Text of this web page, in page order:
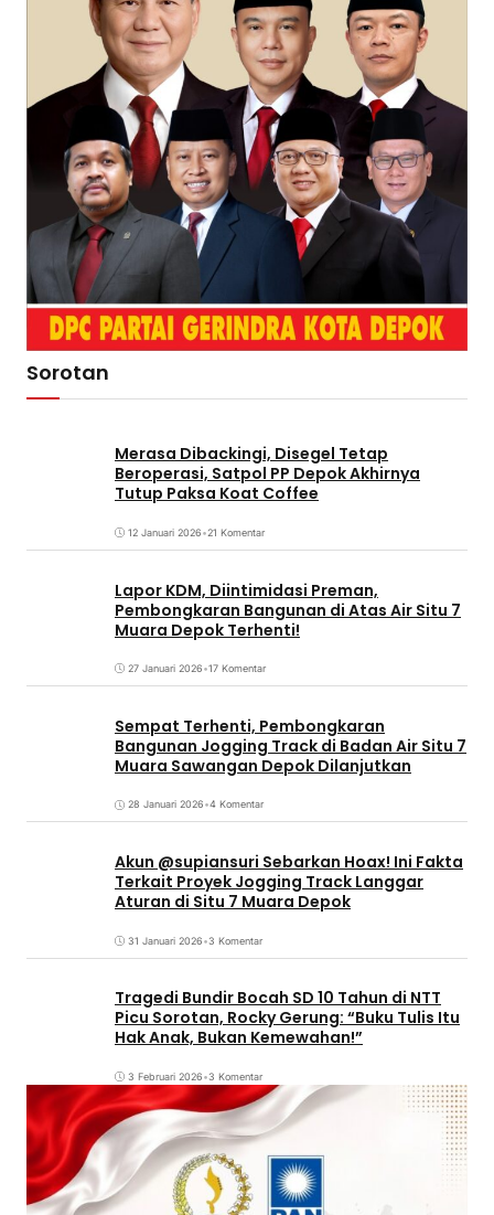
Sorotan
Merasa Dibackingi, Disegel Tetap
Beroperasi, Satpol PP Depok Akhirnya
Tutup Paksa Koat Coffee
12 Januari 2026•21 Komentar
Lapor KDM, Diintimidasi Preman,
Pembongkaran Bangunan di Atas Air Situ 7
Muara Depok Terhenti!
27 Januari 2026•17 Komentar
Sempat Terhenti, Pembongkaran
Bangunan Jogging Track di Badan Air Situ 7
Muara Sawangan Depok Dilanjutkan
28 Januari 2026•4 Komentar
Akun @supiansuri Sebarkan Hoax! Ini Fakta
Terkait Proyek Jogging Track Langgar
Aturan di Situ 7 Muara Depok
31 Januari 2026•3 Komentar
Tragedi Bundir Bocah SD 10 Tahun di NTT
Picu Sorotan, Rocky Gerung: “Buku Tulis Itu
Hak Anak, Bukan Kemewahan!”
3 Februari 2026•3 Komentar